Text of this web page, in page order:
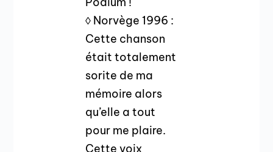
◊ Norvège 1996 :
Cette chanson
était totalement
sorite de ma
mémoire alors
qu’elle a tout
pour me plaire.
Cette voix